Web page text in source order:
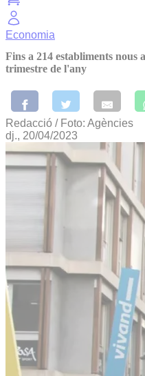
Economia
Fins a 214 establiments nous
trimestre de l'any
Redacció / Foto: Agències
dj., 20/04/2023